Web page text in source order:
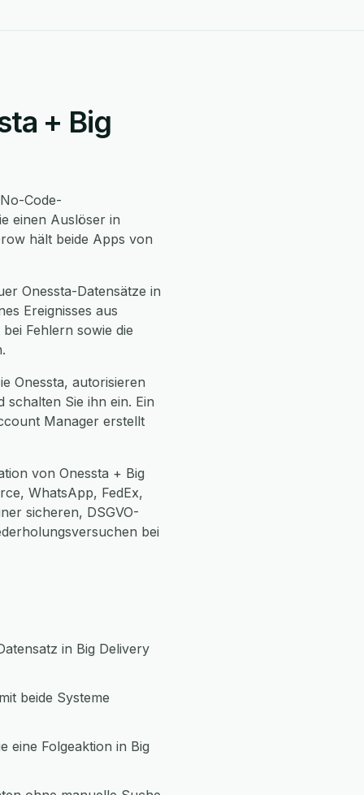
+ Big
Code-
einen Auslöser in
hält beide Apps von
Onessta-Datensätze in
Ereignisses aus
Fehlern sowie die
Onessta, autorisieren
Sie ihn ein. Ein
Manager erstellt
von Onessta + Big
WhatsApp, FedEx,
sicheren, DSGVO-
bei
in Big Delivery
beide Systeme
eine Folgeaktion in Big